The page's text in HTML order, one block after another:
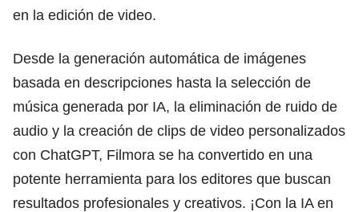
en la edición de video.
Desde la generación automática de imágenes
basada en descripciones hasta la selección de
música generada por IA, la eliminación de ruido de
audio y la creación de clips de video personalizados
con ChatGPT, Filmora se ha convertido en una
potente herramienta para los editores que buscan
resultados profesionales y creativos. ¡Con la IA en